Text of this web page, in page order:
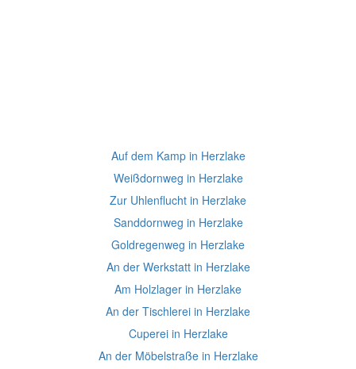
Auf dem Kamp in Herzlake
Weißdornweg in Herzlake
Zur Uhlenflucht in Herzlake
Sanddornweg in Herzlake
Goldregenweg in Herzlake
An der Werkstatt in Herzlake
Am Holzlager in Herzlake
An der Tischlerei in Herzlake
Cuperei in Herzlake
An der Möbelstraße in Herzlake